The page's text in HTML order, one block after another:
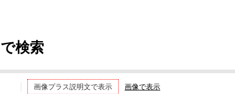
ク検索
画像プラス説明文で表示 画像で表示